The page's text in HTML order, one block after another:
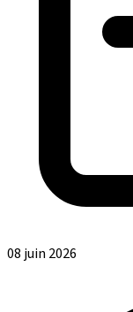
08 juin 2026